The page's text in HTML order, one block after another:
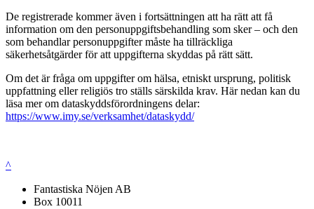
De registrerade kommer även i fortsättningen att ha rätt att få
information om den personuppgiftsbehandling som sker – och den
som behandlar personuppgifter måste ha tillräckliga
säkerhetsåtgärder för att uppgifterna skyddas på rätt sätt.
Om det är fråga om uppgifter om hälsa, etniskt ursprung, politisk
uppfattning eller religiös tro ställs särskilda krav. Här nedan kan du
läsa mer om dataskyddsförordningens delar:
https://www.imy.se/verksamhet/dataskydd/
^
Fantastiska Nöjen AB
Box 10011